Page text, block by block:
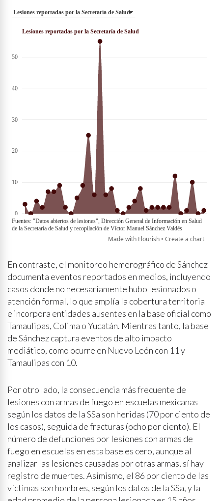
En contraste, el monitoreo hemerográfico de Sánchez
documenta eventos reportados en medios, incluyendo
casos donde no necesariamente hubo lesionados o
atención formal, lo que amplía la cobertura territorial
e incorpora entidades ausentes en la base oficial como
Tamaulipas, Colima o Yucatán. Mientras tanto, la base
de Sánchez captura eventos de alto impacto
mediático, como ocurre en Nuevo León con 11 y
Tamaulipas con 10.
Por otro lado, la consecuencia más frecuente de
lesiones con armas de fuego en escuelas mexicanas
según los datos de la SSa son heridas (70 por ciento de
los casos), seguida de fracturas (ocho por ciento). El
número de defunciones por lesiones con armas de
fuego en escuelas en esta base es cero, aunque al
analizar las lesiones causadas por otras armas, sí hay
registro de muertes. Asimismo, el 86 por ciento de las
víctimas son hombres, según los datos de la SSa, y la